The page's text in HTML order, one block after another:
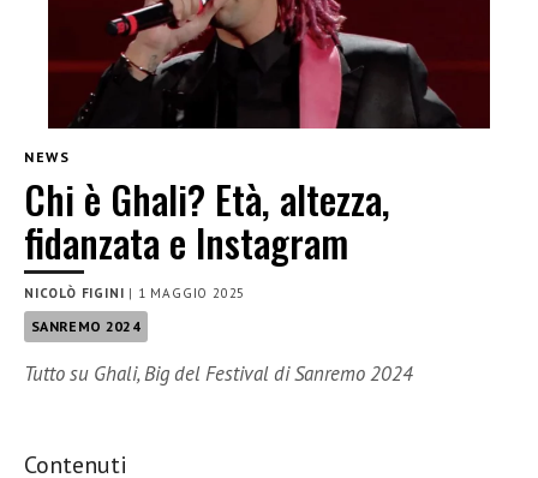
NEWS
Chi è Ghali? Età, altezza,
fidanzata e Instagram
NICOLÒ FIGINI | 1 MAGGIO 2025
SANREMO 2024
Tutto su Ghali, Big del Festival di Sanremo 2024
Contenuti